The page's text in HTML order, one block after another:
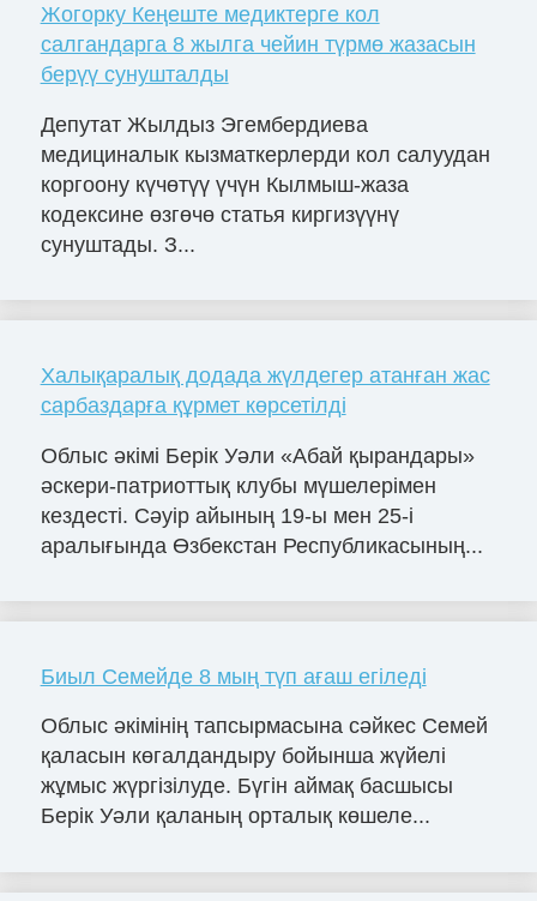
Жогорку Кеңеште медиктерге кол
салгандарга 8 жылга чейин түрмө жазасын
берүү сунушталды
Депутат Жылдыз Эгембердиева
медициналык кызматкерлерди кол салуудан
коргоону күчөтүү үчүн Кылмыш-жаза
кодексине өзгөчө статья киргизүүнү
сунуштады. З...
Халықаралық додада жүлдегер атанған жас
сарбаздарға құрмет көрсетілді
Облыс әкімі Берік Уәли «Абай қырандары»
әскери-патриоттық клубы мүшелерімен
кездесті. Сәуір айының 19-ы мен 25-і
аралығында Өзбекстан Республикасының...
Биыл Семейде 8 мың түп ағаш егіледі
Облыс әкімінің тапсырмасына сәйкес Семей
қаласын көгалдандыру бойынша жүйелі
жұмыс жүргізілуде. Бүгін аймақ басшысы
Берік Уәли қаланың орталық көшеле...